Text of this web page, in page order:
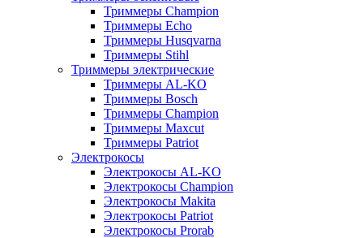
Триммеры Champion
Триммеры Echo
Триммеры Husqvarna
Триммеры Stihl
Триммеры электрические
Триммеры AL-KO
Триммеры Bosch
Триммеры Champion
Триммеры Maxcut
Триммеры Patriot
Электрокосы
Электрокосы AL-KO
Электрокосы Champion
Электрокосы Makita
Электрокосы Patriot
Электрокосы Prorab